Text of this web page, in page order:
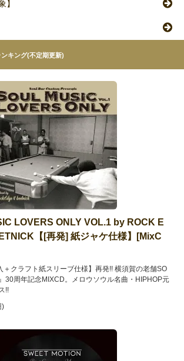
】
キング(不定期更新)
LOVERS ONLY VOL.1 by ROCK E
【[再発] 紙ジャケ仕様】[MixC
＋クラフト紙スリーブ仕様】再発!! 横須賀の老舗SO
30周年記念MIXCD。メロウソウル名曲・HIPHOP元
!!
)